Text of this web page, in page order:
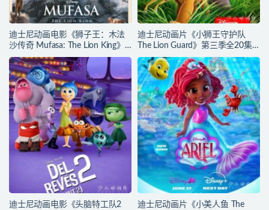
迪士尼动画电影《狮子王：木法
沙传奇 Mufasa: The Lion King》
多国语言(含国语)+多国字幕(含中
文) 官方纯净收藏版
720P/MKV/6.61G 动画片下载
迪士尼动画片《小狮王守护队
The Lion Guard》第三季全20集
多国语言(含国语)+多国字幕(含中
文) 官方纯净收藏版
720P/MKV/15.9G 动画片小狮王
守护队下载
迪士尼动画电影《头脑特工队2
迪士尼动画片《小美人鱼 The